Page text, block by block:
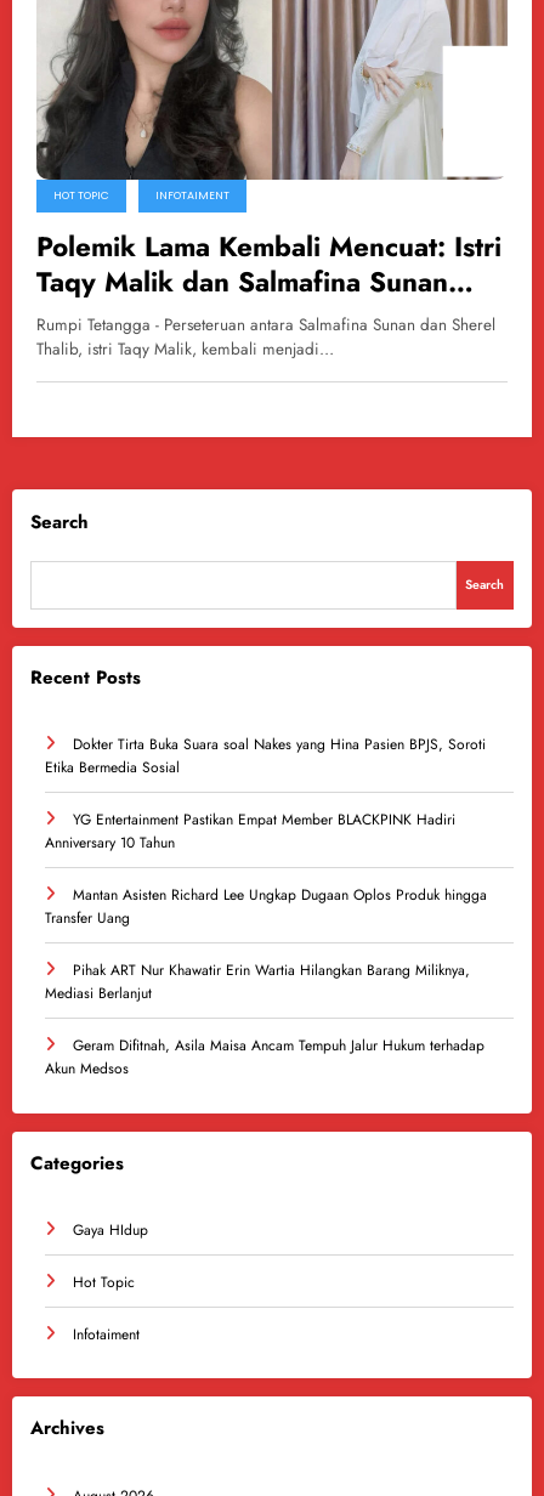
HOT TOPIC INFOTAIMENT
Polemik Lama Kembali Mencuat: Istri
Taqy Malik dan Salmafina Sunan
Saling Sindir
Rumpi Tetangga - Perseteruan antara Salmafina Sunan dan Sherel
Thalib, istri Taqy Malik, kembali menjadi…
Search
Search
Recent Posts
Dokter Tirta Buka Suara soal Nakes yang Hina Pasien BPJS, Soroti
Etika Bermedia Sosial
YG Entertainment Pastikan Empat Member BLACKPINK Hadiri
Anniversary 10 Tahun
Mantan Asisten Richard Lee Ungkap Dugaan Oplos Produk hingga
Transfer Uang
Pihak ART Nur Khawatir Erin Wartia Hilangkan Barang Miliknya,
Mediasi Berlanjut
Geram Difitnah, Asila Maisa Ancam Tempuh Jalur Hukum terhadap
Akun Medsos
Categories
Gaya HIdup
Hot Topic
Infotaiment
Archives